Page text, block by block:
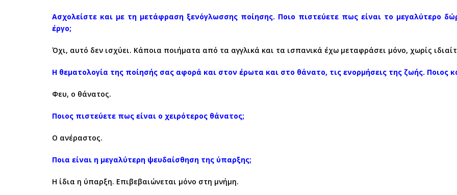
Ασχολείστε και με τη μετάφραση ξενόγλωσσης ποίησης. Ποιο πιστεύετε πως είναι το μεγαλύτερο
έργο;
Όχι, αυτό δεν ισχύει. Κάποια ποιήματα από τα αγγλικά και τα ισπανικά έχω μεταφράσει μόνο, χωρίς
Η θεματολογία της ποίησής σας αφορά και στον έρωτα και στο θάνατο, τις ενορμήσεις της ζωής. Ποιος
Φευ, ο θάνατος.
Ποιος πιστεύετε πως είναι ο χειρότερος θάνατος;
Ο ανέραστος.
Ποια είναι η μεγαλύτερη ψευδαίσθηση της ύπαρξης;
Η ίδια η ύπαρξη. Επιβεβαιώνεται μόνο στη μνήμη.